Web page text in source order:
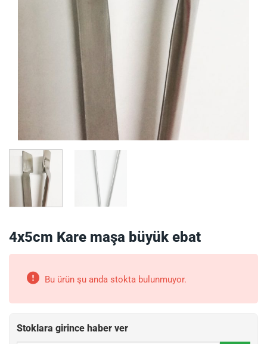
4x5cm Kare maşa büyük ebat
Bu ürün şu anda stokta bulunmuyor.
Stoklara girince haber ver